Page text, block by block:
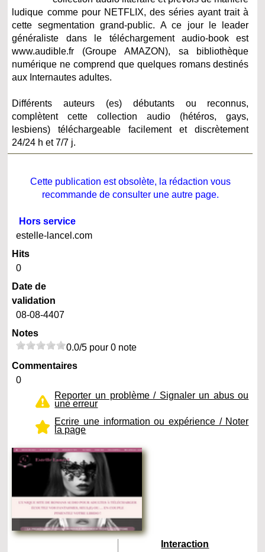
ludique comme pour NETFLIX, des séries ayant trait à
cette segmentation grand-public. A ce jour le leader
généraliste dans le téléchargement audio-book est
www.audible.fr (Groupe AMAZON), sa bibliothèque
numérique ne comprend que quelques romans destinés
aux Internautes adultes.
Différents auteurs (es) débutants ou reconnus,
complètent cette collection audio (hétéros, gays,
lesbiens) téléchargeable facilement et discrètement
24/24 h et 7/7 j.
Cette publication est obsolète, la rédaction vous
recommande de consulter une autre page.
Hors service
estelle-lancel.com
Hits
0
Date de
validation
08-08-4407
Notes
0.0/5 pour 0 note
Commentaires
0
Reporter un problème / Signaler un abus ou
une erreur
Ecrire une information ou expérience / Noter
la page
Interaction